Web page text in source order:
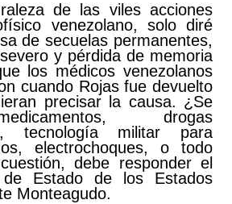
de las viles acciones
venezolano, solo diré
de secuelas permanentes,
y pérdida de memoria
los médicos venezolanos
cuando Rojas fue devuelto
precisar la causa. ¿Se
drogas
tecnología militar para
electrochoques, o todo
debe responder el
de Estado de los Estados
Monteagudo.